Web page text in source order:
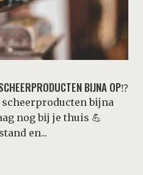
BIJNA OP⁉️
bijna
nog bij je thuis 💪
en...